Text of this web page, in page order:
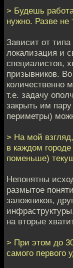
> Будешь
нужно. Разве не
Зависит от
локализация и
специалистов,
призывников.
количественно
т.е. задачу
закрыть им
периметры)
> На мой
в каждом
поменьше)
Непонятны
размытое
заложников,
на вторые
> При этом до
самого первого